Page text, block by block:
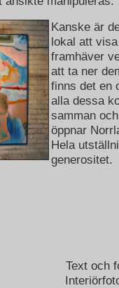
Kanske är
lokal att
framhäver
att ta ner
finns det en
alla dessa
samman
öppnar
Hela
generositet.
Text och